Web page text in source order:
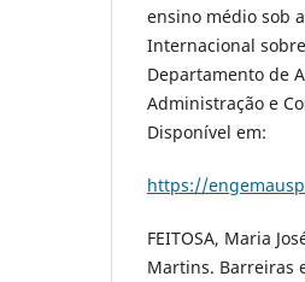
ensino médio sob
Internacional
Departamento de
Administração e
Disponível em:
https://
FEITOSA, Maria
Martins. Barreiras